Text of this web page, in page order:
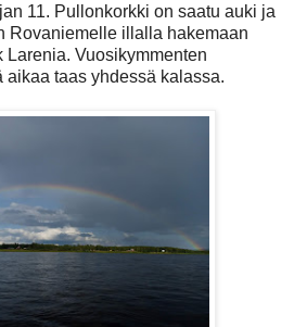
11. Pullonkorkki on saatu auki ja
Rovaniemelle illalla hakemaan
Larenia. Vuosikymmenten
aikaa taas yhdessä kalassa.